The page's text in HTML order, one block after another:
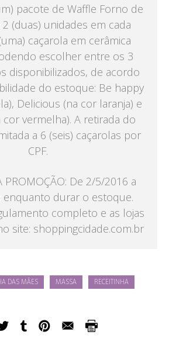
pacote de Waffle Forno de
(duas) unidades em cada
caçarola em cerâmica
escolher entre os 3
disponibilizados, de acordo
do estoque: Be happy
Delicious (na cor laranja) e
cor vermelha). A retirada do
a 6 (seis) caçarolas por
CPF.
PROMOÇÃO: De 2/5/2016 a
enquanto durar o estoque.
completo e as lojas
site: shoppingcidade.com.br
DAS MÃES MASSA RECEITINHA